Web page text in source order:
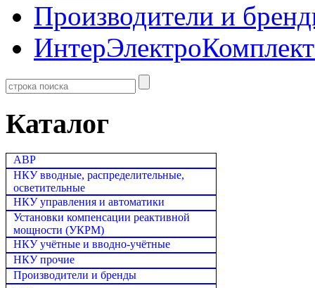
Производители и
Каталог
АВР
НКУ вводные, распределительные,
осветительные
НКУ управления и автоматики
Установки компенсации реактивной
мощности (УКРМ)
НКУ учётные и вводно-учётные
НКУ прочие
Производители и бренды